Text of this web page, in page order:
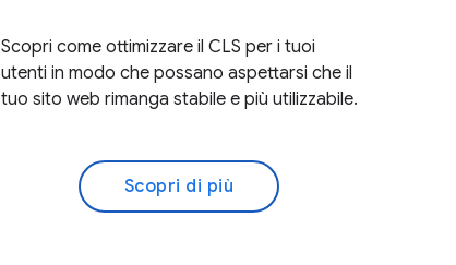
Scopri come ottimizzare il CLS per i tuoi
utenti in modo che possano aspettarsi che il
tuo sito web rimanga stabile e più utilizzabile.
Scopri di più